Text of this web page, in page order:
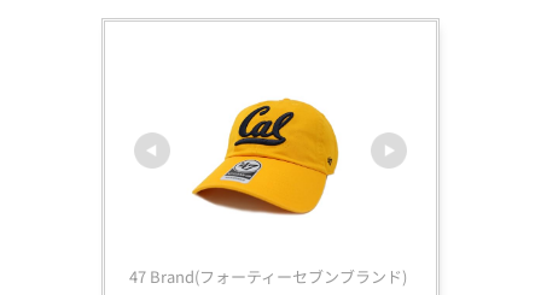
47 Brand(フォーティーセブンブランド)